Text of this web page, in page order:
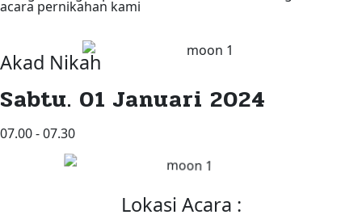
acara pernikahan kami
Akad Nikah
Sabtu. 01 Januari 2024
07.00 - 07.30
Lokasi Acara :